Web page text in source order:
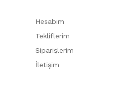
Hesabım
Tekliflerim
Siparişlerim
İletişim